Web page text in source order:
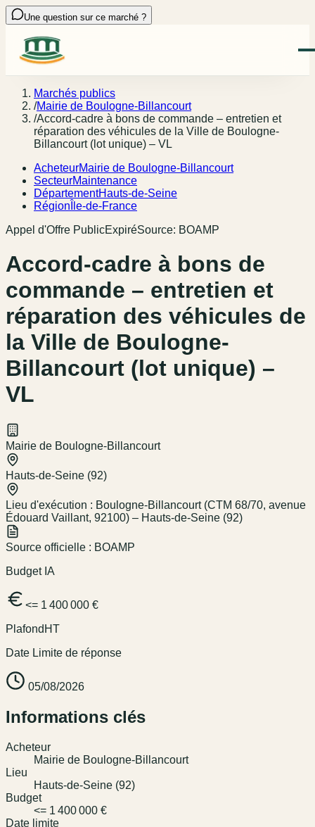
Une question sur ce marché ?
Marchés publics
/Mairie de Boulogne-Billancourt
/Accord-cadre à bons de commande – entretien et
réparation des véhicules de la Ville de Boulogne-
Billancourt (lot unique) – VL
AcheteurMairie de Boulogne-Billancourt
SecteurMaintenance
DépartementHauts-de-Seine
Région Île-de-France
Appel d'Offre PublicExpiréSource: BOAMP
Accord-cadre à bons de
commande – entretien et
réparation des véhicules de
la Ville de Boulogne-
Billancourt (lot unique) –
VL
Mairie de Boulogne-Billancourt
Hauts-de-Seine (92)
Lieu d'exécution : Boulogne-Billancourt (CTM 68/70, avenue
Édouard Vaillant, 92100) – Hauts-de-Seine (92)
Source officielle : BOAMP
Budget IA
<= 1 400 000 €
Plafond HT
Date Limite de réponse
05/08/2026
Informations clés
Acheteur
Mairie de Boulogne-Billancourt
Lieu
Hauts-de-Seine (92)
Budget
<= 1 400 000 €
Date limite